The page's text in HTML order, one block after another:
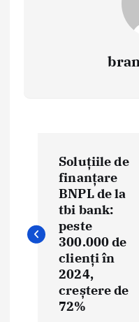
i
Soluțiile de
finanțare
BNPL de la
tbi bank:
peste
300.000 de
clienți în
2024,
creștere de
72%